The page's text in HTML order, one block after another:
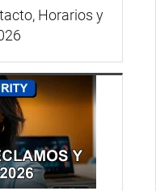
Horarios y